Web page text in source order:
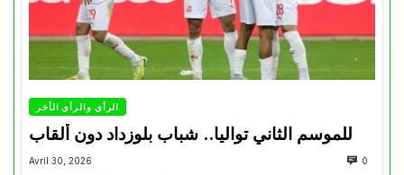
الرأي والرأي الأخر
للموسم الثاني تواليا.. شباب بلوزداد دون ألقاب
Avril 30, 2026 0